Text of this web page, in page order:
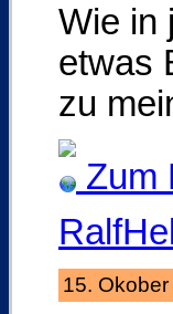
Wie in
etwas
zu
Zum
15.